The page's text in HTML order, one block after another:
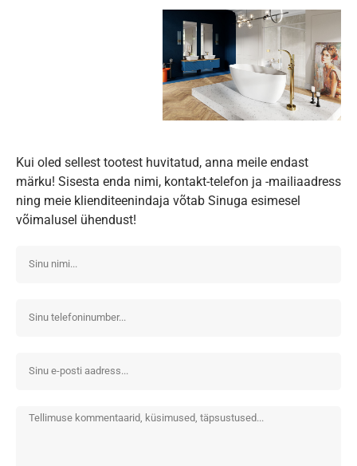
Kui oled sellest tootest huvitatud, anna meile endast
märku! Sisesta enda nimi, kontakt-telefon ja -mailiaadress
ning meie klienditeenindaja võtab Sinuga esimesel
võimalusel ühendust!